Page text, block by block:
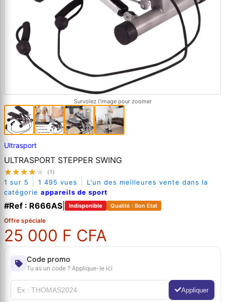
Survolez l'image pour zoomer
Ultrasport
ULTRASPORT STEPPER SWING
(1)
1 sur 5 1 495 vues
L'un des meilleures vente dans la
catégorie appareils de sport
#Ref : R666AS Indisponible Qualité : Bon Etat
Offre spéciale
25 000 F CFA
Code promo
Tu as un code ? Applique-le ici
Appliquer